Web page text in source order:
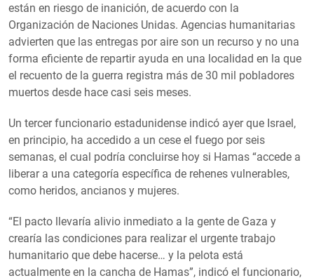
están en riesgo de inanición, de acuerdo con la
Organización de Naciones Unidas. Agencias humanitarias
advierten que las entregas por aire son un recurso y no una
forma eficiente de repartir ayuda en una localidad en la que
el recuento de la guerra registra más de 30 mil pobladores
muertos desde hace casi seis meses.
Un tercer funcionario estadunidense indicó ayer que Israel,
en principio, ha accedido a un cese el fuego por seis
semanas, el cual podría concluirse hoy si Hamas “accede a
liberar a una categoría específica de rehenes vulnerables,
como heridos, ancianos y mujeres.
“El pacto llevaría alivio inmediato a la gente de Gaza y
crearía las condiciones para realizar el urgente trabajo
humanitario que debe hacerse… y la pelota está
actualmente en la cancha de Hamas”, indicó el funcionario,